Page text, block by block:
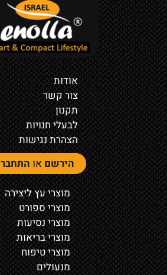
אודות
צור קשר
תקנון
לבעלי חנויות
הצהרת נגישות
הירשם או התחבר
מוצרי עץ ליצירה
מוצרי ספורט
מוצרי נסיעות
מוצרי בריאות
מוצרי טיפוח
מנעולים